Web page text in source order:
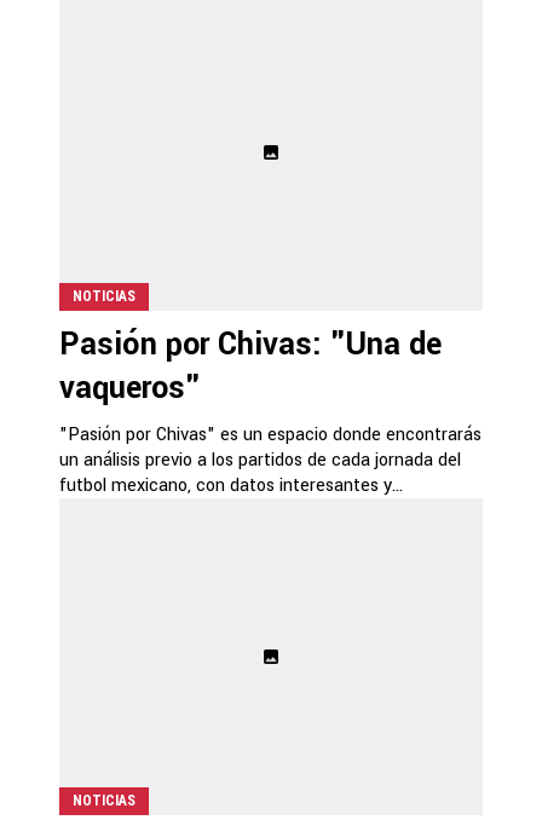
NOTICIAS
Pasión por Chivas: "Una de
vaqueros"
"Pasión por Chivas" es un espacio donde encontrarás
un análisis previo a los partidos de cada jornada del
futbol mexicano, con datos interesantes y...
NOTICIAS